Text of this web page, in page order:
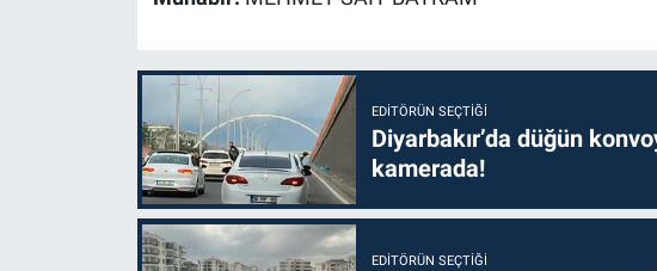
EDITÖRÜN SEÇTIĞI
Diyarbakır’da düğün
kamerada!
EDITÖRÜN SEÇTIĞI